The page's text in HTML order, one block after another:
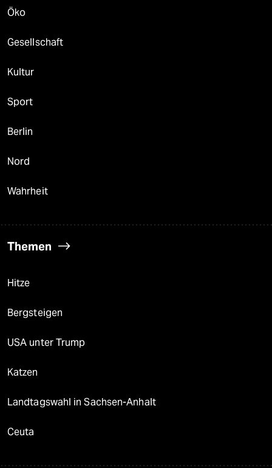
Öko
Gesellschaft
Kultur
Sport
Berlin
Nord
Wahrheit
Themen
Hitze
Bergsteigen
USA unter Trump
Katzen
Landtagswahl in Sachsen-Anhalt
Ceuta